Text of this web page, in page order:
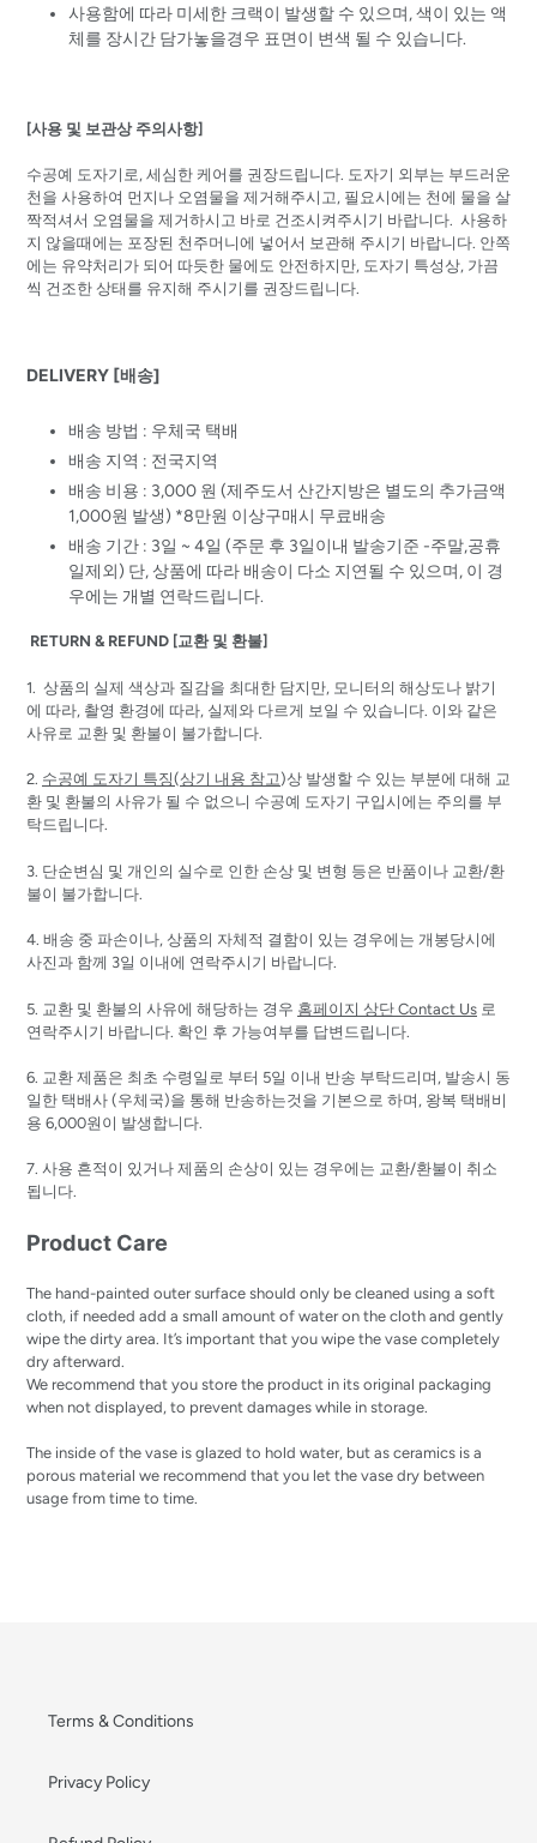
사용함에 따라 미세한 크랙이 발생할 수 있으며, 색이 있는 액
체를 장시간 담가놓을경우 표면이 변색 될 수 있습니다.
[사용 및 보관상 주의사항]
수공예 도자기로, 세심한 케어를 권장드립니다. 도자기 외부는 부드러운
천을 사용하여 먼지나 오염물을 제거해주시고, 필요시에는 천에 물을 살
짝적셔서 오염물을 제거하시고 바로 건조시켜주시기 바랍니다. 사용하
지 않을때에는 포장된 천주머니에 넣어서 보관해 주시기 바랍니다. 안쪽
에는 유약처리가 되어 따듯한 물에도 안전하지만, 도자기 특성상, 가끔
씩 건조한 상태를 유지해 주시기를 권장드립니다.
DELIVERY [배송]
배송 방법 : 우체국 택배
배송 지역 : 전국지역
배송 비용 : 3,000 원 (제주도서 산간지방은 별도의 추가금액
1,000원 발생) *8만원 이상구매시 무료배송
배송 기간 : 3일 ~ 4일 (주문 후 3일이내 발송기준 -주말,공휴
일제외) 단, 상품에 따라 배송이 다소 지연될 수 있으며, 이 경
우에는 개별 연락드립니다.
RETURN & REFUND [교환 및 환불]
1. 상품의 실제 색상과 질감을 최대한 담지만, 모니터의 해상도나 밝기
에 따라, 촬영 환경에 따라, 실제와 다르게 보일 수 있습니다. 이와 같은
사유로 교환 및 환불이 불가합니다.
2. 수공예 도자기 특징(상기 내용 참고)상 발생할 수 있는 부분에 대해 교
환 및 환불의 사유가 될 수 없으니 수공예 도자기 구입시에는 주의를 부
탁드립니다.
3. 단순변심 및 개인의 실수로 인한 손상 및 변형 등은 반품이나 교환/환
불이 불가합니다.
4. 배송 중 파손이나, 상품의 자체적 결함이 있는 경우에는 개봉당시에
사진과 함께 3일 이내에 연락주시기 바랍니다.
5. 교환 및 환불의 사유에 해당하는 경우 홈페이지 상단 Contact Us 로
연락주시기 바랍니다. 확인 후 가능여부를 답변드립니다.
6. 교환 제품은 최초 수령일로 부터 5일 이내 반송 부탁드리며, 발송시 동
일한 택배사 (우체국)을 통해 반송하는것을 기본으로 하며, 왕복 택배비
용 6,000원이 발생합니다.
7. 사용 흔적이 있거나 제품의 손상이 있는 경우에는 교환/환불이 취소
됩니다.
Product Care
The hand-painted outer surface should only be cleaned using a soft
cloth, if needed add a small amount of water on the cloth and gently
wipe the dirty area. It’s important that you wipe the vase completely
dry afterward.
We recommend that you store the product in its original packaging
when not displayed, to prevent damages while in storage.
The inside of the vase is glazed to hold water, but as ceramics is a
porous material we recommend that you let the vase dry between
usage from time to time.
Terms & Conditions
Privacy Policy